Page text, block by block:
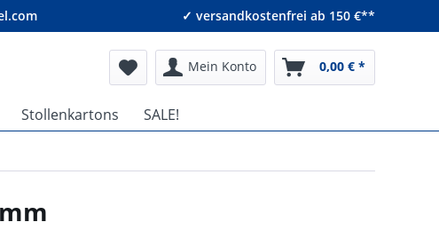
✓ versandkostenfrei ab 150 €**
Mein Konto 0,00 € *
Stollenkartons SALE!